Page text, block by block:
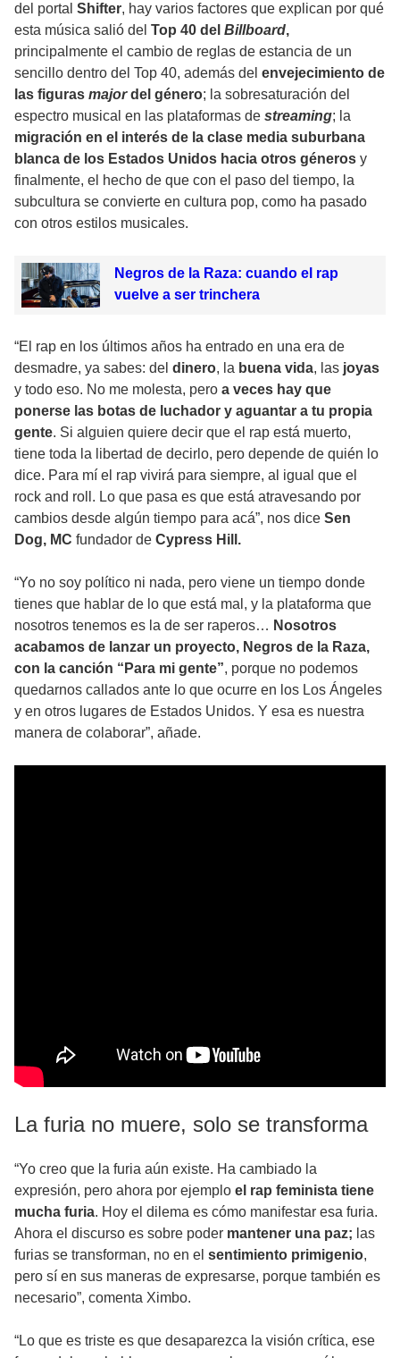
del portal Shifter, hay varios factores que explican por qué
esta música salió del Top 40 del Billboard,
principalmente el cambio de reglas de estancia de un
sencillo dentro del Top 40, además del envejecimiento de
las figuras majordel género; la sobresaturación del
espectro musical en las plataformas de streaming; la
migración en el interés de la clase media suburbana
blanca de los Estados Unidos hacia otros géneros y
finalmente, el hecho de que con el paso del tiempo, la
subcultura se convierte en cultura pop, como ha pasado
con otros estilos musicales.
Negros de la Raza: cuando el rap
vuelve a ser trinchera
“El rap en los últimos años ha entrado en una era de
desmadre, ya sabes: del dinero, la buena vida, las joyas
y todo eso. No me molesta, pero a veces hay que
ponerse las botas de luchador y aguantar a tu propia
gente. Si alguien quiere decir que el rap está muerto,
tiene toda la libertad de decirlo, pero depende de quién lo
dice. Para mí el rap vivirá para siempre, al igual que el
rock and roll. Lo que pasa es que está atravesando por
cambios desde algún tiempo para acá”, nos dice Sen
Dog, MC fundador de Cypress Hill.
“Yo no soy político ni nada, pero viene un tiempo donde
tienes que hablar de lo que está mal, y la plataforma que
nosotros tenemos es la de ser raperos… Nosotros
acabamos de lanzar un proyecto, Negros de la Raza,
con la canción “Para mi gente”, porque no podemos
quedarnos callados ante lo que ocurre en los Los Ángeles
y en otros lugares de Estados Unidos. Y esa es nuestra
manera de colaborar”, añade.
La furia no muere, solo se transforma
“Yo creo que la furia aún existe. Ha cambiado la
expresión, pero ahora por ejemplo el rap feminista tiene
mucha furia. Hoy el dilema es cómo manifestar esa furia.
Ahora el discurso es sobre poder mantener una paz; las
furias se transforman, no en el sentimiento primigenio,
pero sí en sus maneras de expresarse, porque también es
necesario”, comenta Ximbo.
“Lo que es triste es que desaparezca la visión crítica, ese